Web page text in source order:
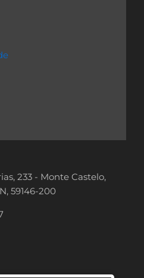
233 - Monte Castelo,
59146-200